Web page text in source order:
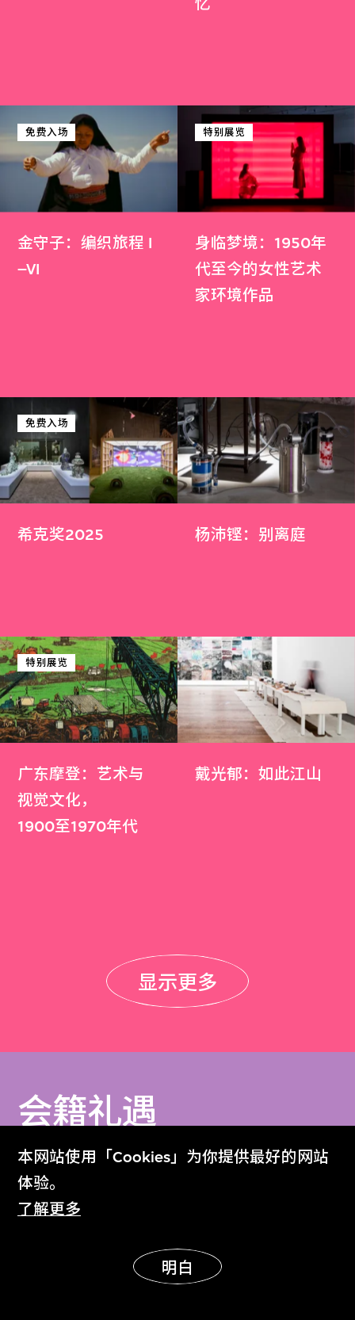
本网站使用「Cookies」为你提供最好的网站
体验。
了解更多
明白
忆
免费入场
金守子：编织旅程 I
–VI
特别展览
身临梦境：1950年
代至今的女性艺术
家环境作品
免费入场
希克奖2025 杨沛铿：别离庭
特别展览
广东摩登：艺术与
视觉文化，
1900至1970年代
戴光郁：如此江山
显示更多
会籍礼遇
Membership Benefits
全年免费入场参观
获赠M+会员限量版单肩袋乙个
每季可获M+夜不同礼券一张